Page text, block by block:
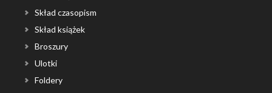
Skład czasopism
Skład książek
Broszury
Ulotki
Foldery